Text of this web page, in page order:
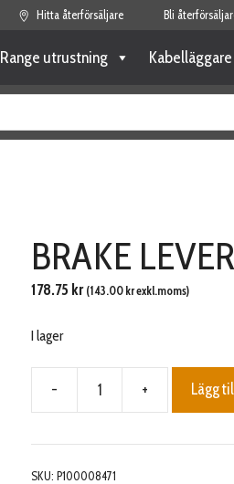
Hitta återförsäljare Bli
Range utrustning Kabelläggare
BRAKE
178.75 kr (143.00 krexkl.moms)
I lager
-
ASY
mängd
+ Lägg
SKU: P100008471